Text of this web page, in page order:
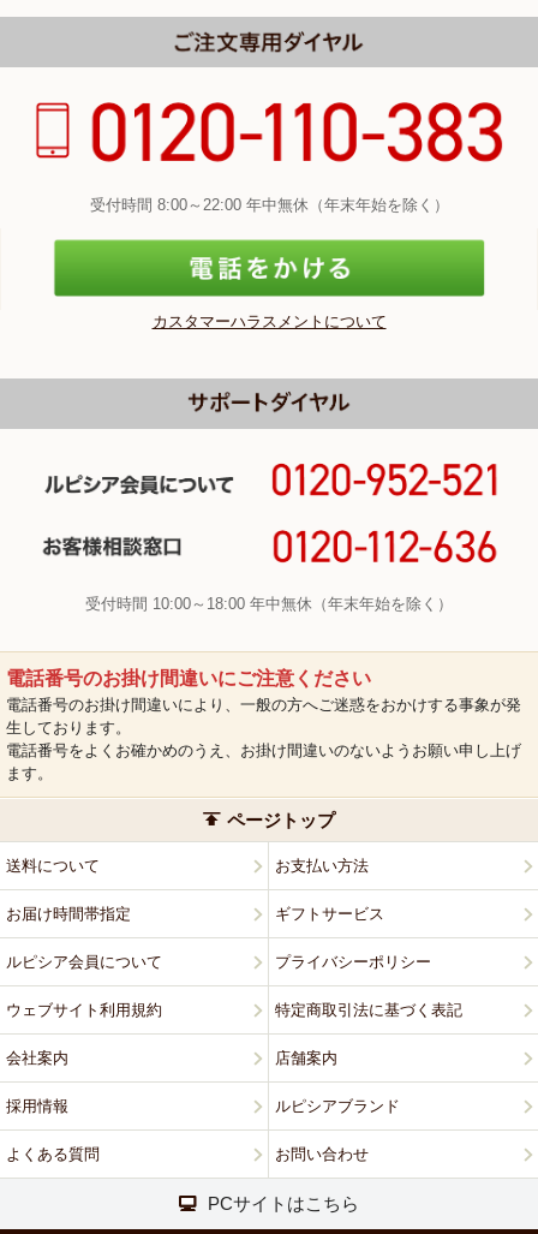
受付時間 8:00～22:00 年中無休（年末年始を除く）
カスタマーハラスメントについて
受付時間 10:00～18:00 年中無休（年末年始を除く）
電話番号のお掛け間違いにご注意ください
電話番号のお掛け間違いにより、一般の方へご迷惑をおかけする事象が発
生しております。
電話番号をよくお確かめのうえ、お掛け間違いのないようお願い申し上げ
ます。
ページトップ
送料について お支払い方法
お届け時間帯指定 ギフトサービス
ルピシア会員について プライバシーポリシー
ウェブサイト利用規約 特定商取引法に基づく表記
会社案内 店舗案内
採用情報 ルピシアブランド
よくある質問 お問い合わせ
PCサイトはこちら